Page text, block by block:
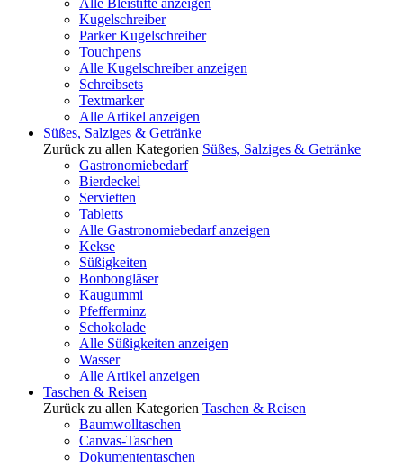
Alle Bleistifte anzeigen
Kugelschreiber
Parker Kugelschreiber
Touchpens
Alle Kugelschreiber anzeigen
Schreibsets
Textmarker
Alle Artikel anzeigen
Süßes, Salziges & Getränke
Zurück zu allen Kategorien Süßes, Salziges & Getränke
Gastronomiebedarf
Bierdeckel
Servietten
Tabletts
Alle Gastronomiebedarf anzeigen
Kekse
Süßigkeiten
Bonbongläser
Kaugummi
Pfefferminz
Schokolade
Alle Süßigkeiten anzeigen
Wasser
Alle Artikel anzeigen
Taschen & Reisen
Zurück zu allen Kategorien Taschen & Reisen
Baumwolltaschen
Canvas-Taschen
Dokumententaschen